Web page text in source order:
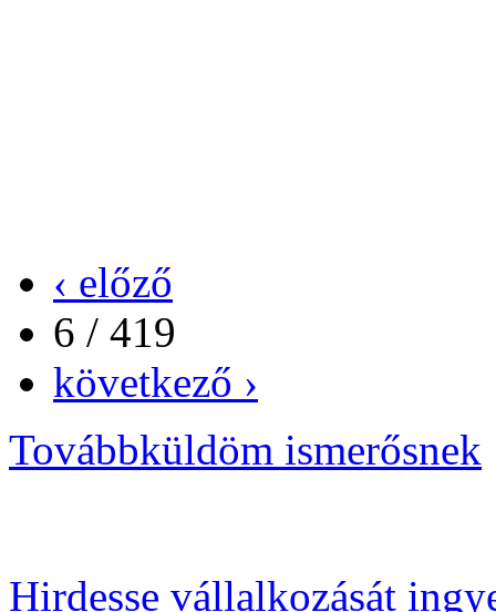
‹ előző
6 / 419
következő ›
Továbbküldöm ismerősnek
Hirdesse vállalkozását